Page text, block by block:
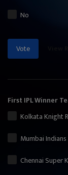
No
Vote
First IPL Winner
Kolkata Knight
Mumbai Indians
Chennai Super